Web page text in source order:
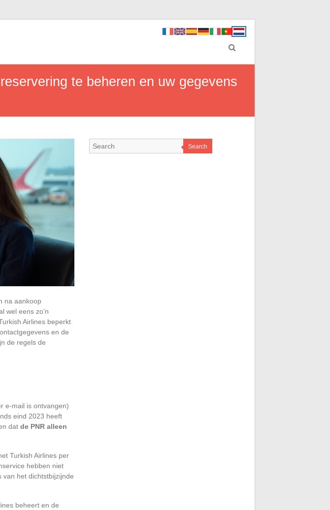
te beheren en uw gegevens
na aankoop
wel eens zo’n
Airlines beperkt
en de
de regels de
e-mail is ontvangen)
eind 2023 heeft
dat de PNR alleen
Turkish Airlines per
hebben niet
het dichtstbijzijnde
beheert en de
Search